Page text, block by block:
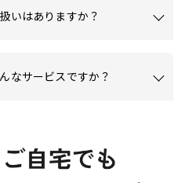
いはありますか？
なサービスですか？